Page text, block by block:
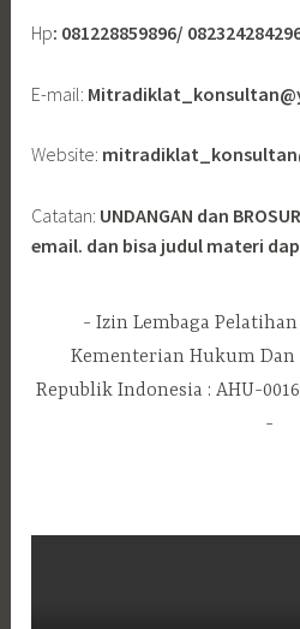
Hp: 081228859896/
E-mail:
Website:
Catatan: UNDANGAN dan
email. dan bisa judul materi
Izin Lembaga
Kementerian Hukum Dan
Republik Indonesia : AHU-